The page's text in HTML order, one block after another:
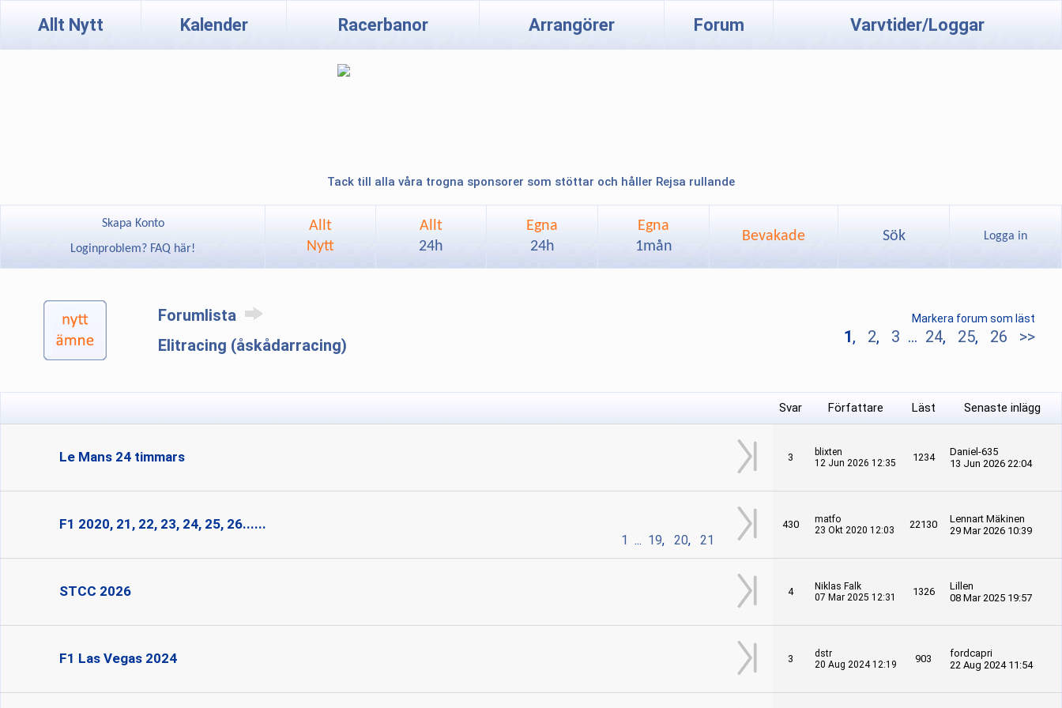
Allt Nytt Kalender Racerbanor Arrangörer Forum Varvtider/Loggar
Tack till alla våra trogna sponsorer som stöttar och håller Rejsa rullande
Skapa Konto
Loginproblem? FAQ här!
Allt
Nytt
Allt
24h
Egna
24h
Egna
1mån
Bevakade Sök Logga in
Forumlista
Elitracing (åskådarracing)
Markera forum som läst
1, 2, 3 ... 24, 25, 26 >>
Svar Författare Läst Senaste inlägg
Le Mans 24 timmars 3
blixten
12 Jun 2026 12:35
1234
Daniel-635
13 Jun 2026 22:04
F1 2020, 21, 22, 23, 24, 25, 26......
1 ... 19, 20, 21
430
matfo
23 Okt 2020 12:03
22130
Lennart Mäkinen
29 Mar 2026 10:39
STCC 2026 4
Niklas Falk
07 Mar 2025 12:31
1326
Lillen
08 Mar 2025 19:57
F1 Las Vegas 2024 3
dstr
20 Aug 2024 12:19
903
fordcapri
22 Aug 2024 11:54